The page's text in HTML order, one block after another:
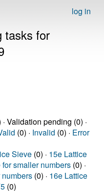
log in
tasks for
Validation pending (0) ·
(0) · Invalid (0) · Error
Sieve (0) · 15e Lattice
smaller numbers (0) ·
(0) · 16e Lattice
(0)